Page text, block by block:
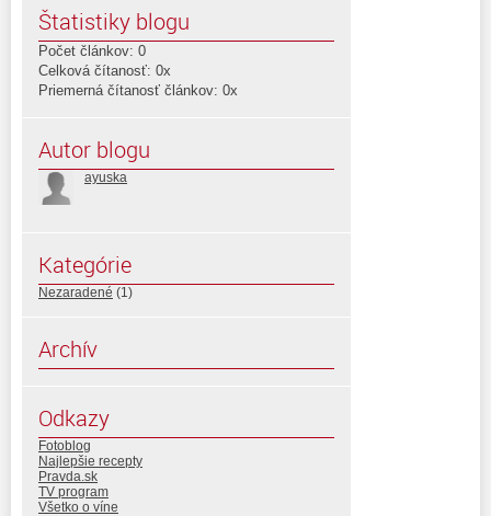
Štatistiky blogu
Počet článkov: 0
Celková čítanosť: 0x
Priemerná čítanosť článkov: 0x
Autor blogu
ayuska
Kategórie
Nezaradené (1)
Archív
Odkazy
Fotoblog
Najlepšie recepty
Pravda.sk
TV program
Všetko o víne